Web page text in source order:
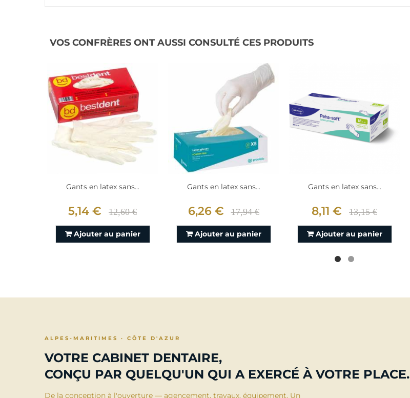
VOS CONFRÈRES ONT AUSSI CONSULTÉ CES PRODUITS
Gants en latex sans...
5,14 € 12,60 €
Ajouter au panier
Gants en latex sans...
6,26 € 17,94 €
Ajouter au panier
Gants en latex sans...
8,11 € 13,15 €
Ajouter au panier
ALPES-MARITIMES · CÔTE D'AZUR
VOTRE CABINET DENTAIRE,
CONÇU PAR QUELQU'UN QUI A EXERCÉ À VOTRE PLACE.
De la conception à l'ouverture — agencement, travaux, équipement. Un